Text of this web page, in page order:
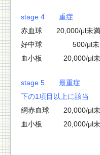
stage 4 重症 以
赤血球 20,000/μl未満
好中球 500/μl未
血小板 20,000/μl未
stage 5 最重症 好
下の1項目以上に該当
網赤血球 20,000/μl
血小板 20,000/μl未